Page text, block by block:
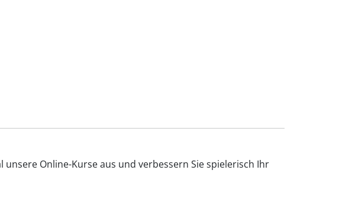
Online-Kurse aus und verbessern Sie spielerisch Ihr